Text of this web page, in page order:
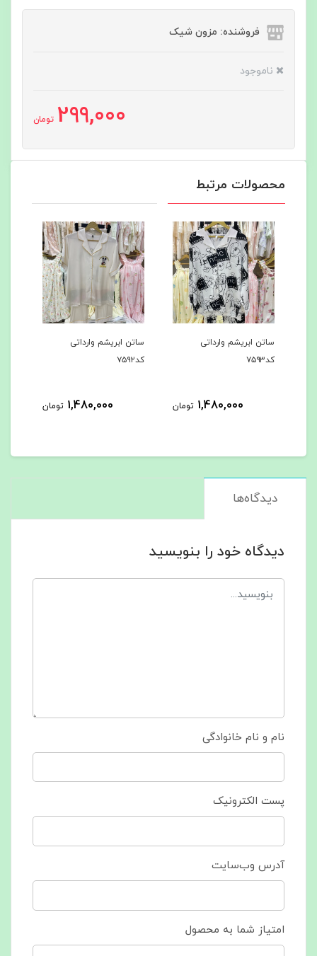
فروشنده: مزون شیک
ناموجود
299,000 تومان
محصولات مرتبط
ساتن ابریشم وارداتی
کد۷۵۹۳
1,480,000 تومان
ساتن ابریشم وارداتی
کد۷۵۹۲
1,480,000 تومان
دیدگاه‌ها
دیدگاه خود را بنویسید
نام و نام خانوادگی
پست الکترونیک
آدرس وب‌سایت
امتیاز شما به محصول